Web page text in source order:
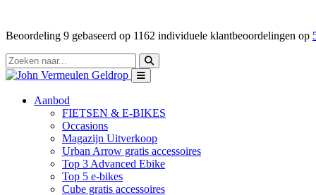
Beoordeling 9 gebaseerd op 1162 individuele klantbeoordelingen op
Aanbod
FIETSEN & E-BIKES
Occasions
Magazijn Uitverkoop
Urban Arrow gratis accessoires
Top 3 Advanced Ebike
Top 5 e-bikes
Cube gratis accessoires